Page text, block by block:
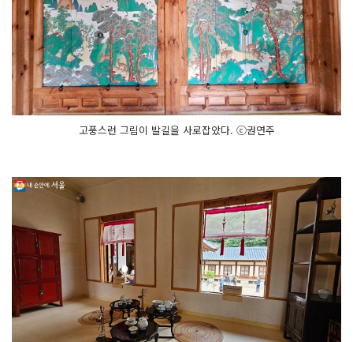
고풍스런 그림이 발길을 사로잡았다. ⓒ권연주